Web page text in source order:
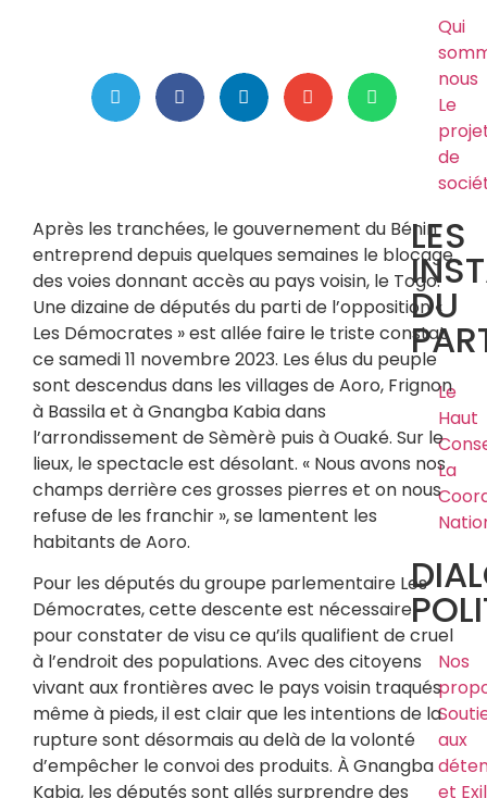
Qui
nous
Le
de
LES
DU
Le
Haut
La
Nos
aux
et
Après les tranchées, le gouvernement du Bénin
entreprend depuis quelques semaines le blocage
des voies donnant accès au pays voisin, le Togo.
Une dizaine de députés du parti de l’opposition «
Les Démocrates » est allée faire le triste constat
ce samedi 11 novembre 2023. Les élus du peuple
sont descendus dans les villages de Aoro, Frignon
à Bassila et à Gnangba Kabia dans
l’arrondissement de Sèmèrè puis à Ouaké. Sur le
lieux, le spectacle est désolant. « Nous avons nos
champs derrière ces grosses pierres et on nous
refuse de les franchir », se lamentent les
habitants de Aoro.
Pour les députés du groupe parlementaire Les
Démocrates, cette descente est nécessaire
pour constater de visu ce qu’ils qualifient de cruel
à l’endroit des populations. Avec des citoyens
vivant aux frontières avec le pays voisin traqués
même à pieds, il est clair que les intentions de la
rupture sont désormais au delà de la volonté
d’empêcher le convoi des produits. À Gnangba
Kabia, les députés sont allés surprendre des